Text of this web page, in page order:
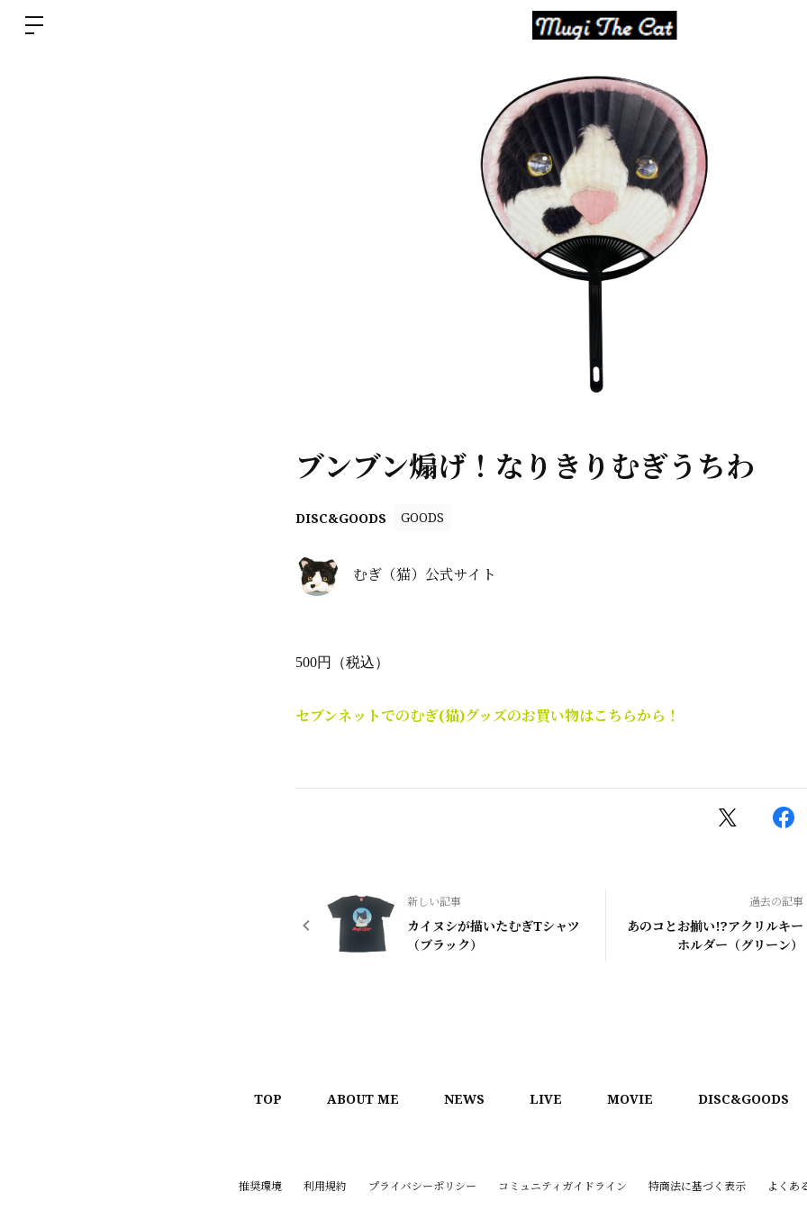
ブンブン煽げ！なりきりむぎうちわ
DISC&GOODS GOODS
むぎ（猫）公式サイト
500円（税込）
セブンネットでのむぎ(猫)グッズのお買い物はこちらから！
新しい記事
カイヌシが描いたむぎTシャツ
（ブラック）
過去の記事
あのコとお揃い!?アクリルキー
ホルダー（グリーン）
TOP ABOUT ME NEWS LIVE MOVIE DISC&GOODS
推奨環境 利用規約 プライバシーポリシー コミュニティガイドライン 特商法に基づく表示 よくあ